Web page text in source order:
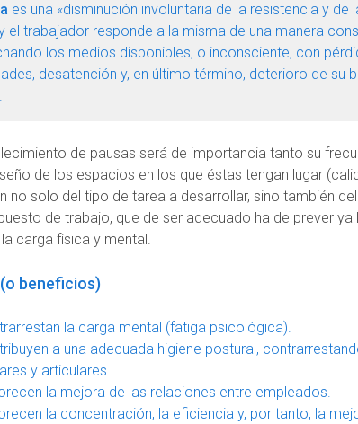
es una «disminución involuntaria de la resistencia y de
el trabajador responde a la misma de una manera
los medios disponibles, o inconsciente, con
desatención y, en último término, deterioro de su
de pausas será de importancia tanto su
de los espacios en los que éstas tengan lugar
no solo del tipo de tarea a desarrollar, sino también
de trabajo, que de ser adecuado ha de prever ya
carga física y mental.
beneficios)
la carga mental (fatiga psicológica).
a una adecuada higiene postural,
y articulares.
la mejora de las relaciones entre empleados.
la concentración, la eficiencia y, por tanto, la